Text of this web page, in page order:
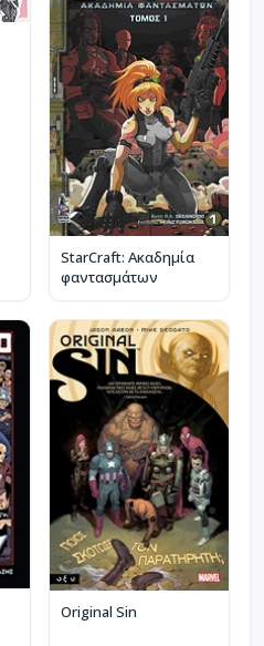
StarCraft: Ακαδημία
φαντασμάτων
Original Sin